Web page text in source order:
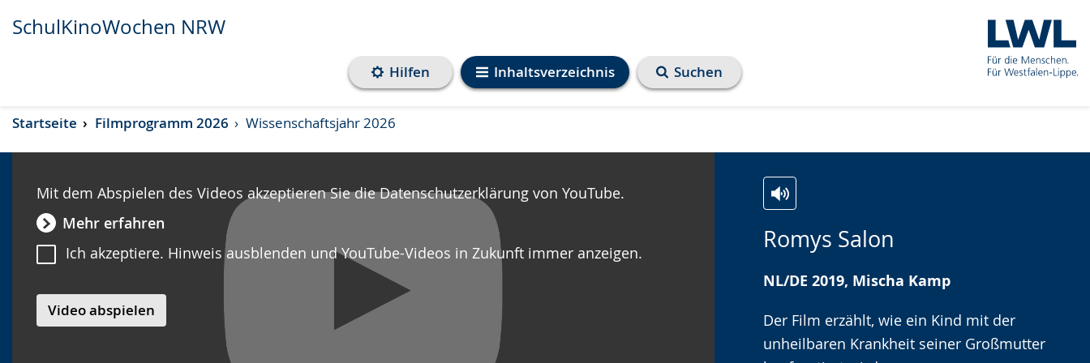
Transkript anzeigen
Abspielen
Pausieren
SchulKinoWochen NRW
Inhaltsverzeichnis
Hilfen Suchen
Startseite Filmprogramm 2026 Wissenschaftsjahr 2026
Mit dem Abspielen des Videos akzeptieren Sie die Datenschutzerklärung von YouTube.
Mehr erfahren
Ich akzeptiere. Hinweis ausblenden und YouTube-Videos in Zukunft immer anzeigen.
Video abspielen
Romys Salon
Leichten
wechseln.
Audio-
Video
Deutscher
Gebärdensprache
wird
NL/DE 2019, Mischa Kamp
Der Film erzählt, wie ein Kind mit der
unheilbaren Krankheit seiner Großmutter